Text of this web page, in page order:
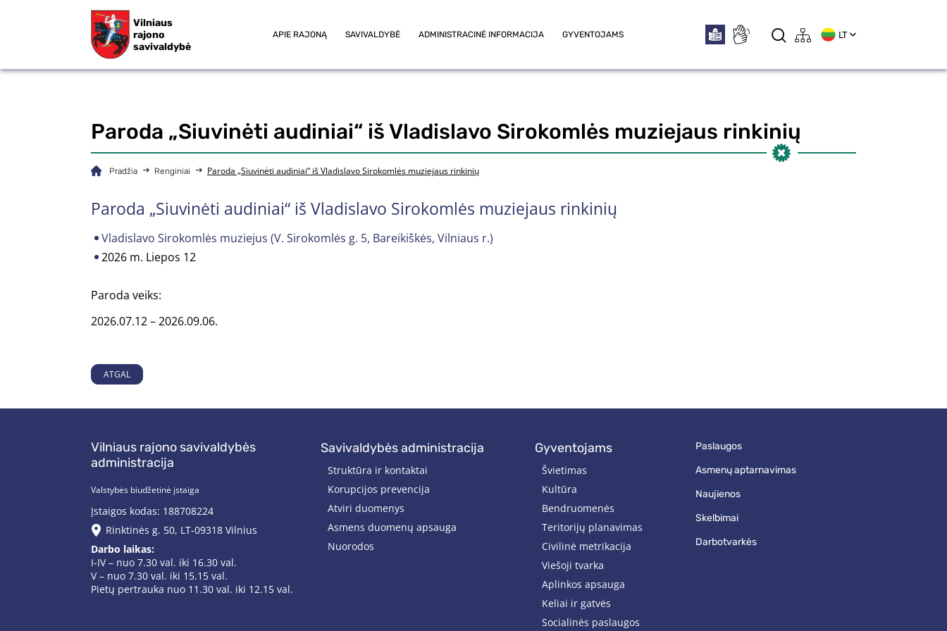
Vilniaus
rajono
savivaldybė
APIE RAJONĄ SAVIVALDYBĖ ADMINISTRACINĖ INFORMACIJA GYVENTOJAMS LT
Paroda „Siuvinėti audiniai“ iš Vladislavo Sirokomlės muziejaus rinkinių
Pradžia Renginiai Paroda „Siuvinėti audiniai“ iš Vladislavo Sirokomlės muziejaus rinkinių
Paroda „Siuvinėti audiniai“ iš Vladislavo Sirokomlės muziejaus rinkinių
Vladislavo Sirokomlės muziejus (V. Sirokomlės g. 5, Bareikiškės, Vilniaus r.)
2026 m. Liepos 12
Paroda veiks:
2026.07.12 – 2026.09.06.
ATGAL
Vilniaus rajono savivaldybės
administracija
Valstybės biudžetinė įstaiga
Įstaigos kodas: 188708224
Rinktinės g. 50, LT-09318 Vilnius
Darbo laikas:
I-IV – nuo 7.30 val. iki 16.30 val.
V – nuo 7.30 val. iki 15.15 val.
Pietų pertrauka nuo 11.30 val. iki 12.15 val.
savivaldybės administracija
Struktūra ir kontaktai
Korupcijos prevencija
Atviri duomenys
Asmens duomenų apsauga
Nuorodos
gyventojams
Švietimas
Kultūra
Bendruomenės
Teritorijų planavimas
Civilinė metrikacija
Viešoji tvarka
Aplinkos apsauga
Keliai ir gatvės
Socialinės paslaugos
paslaugos
asmenų aptarnavimas
naujienos
skelbimai
darbotvarkės